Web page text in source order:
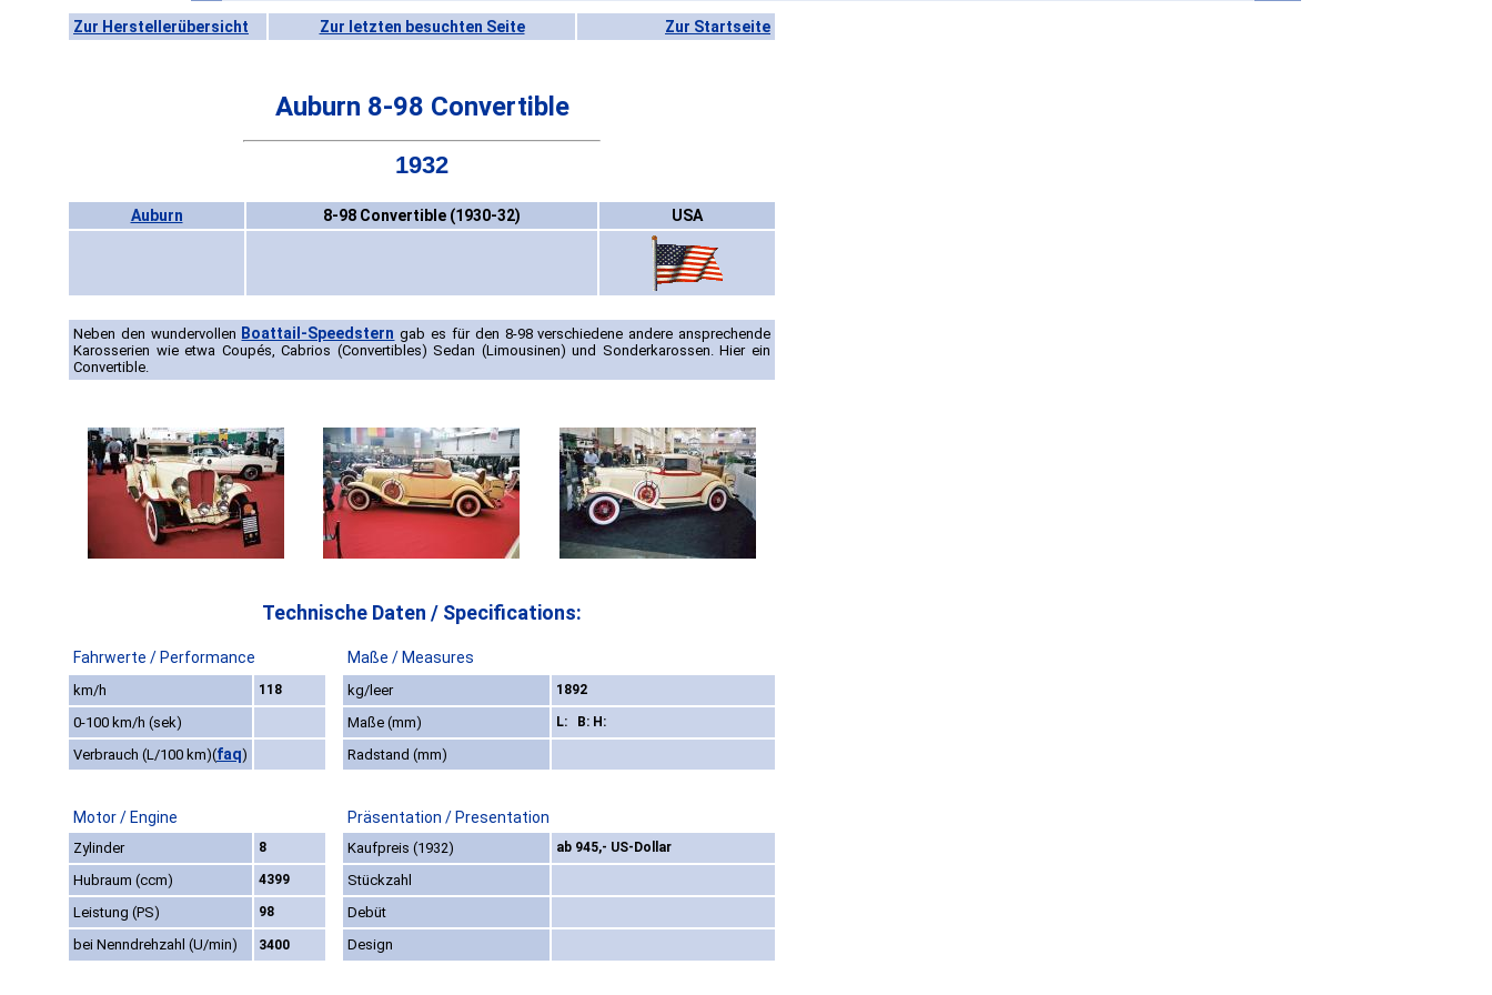
Zur Herstellerübersicht Zur letzten besuchten Seite Zur Startseite
Auburn 8-98 Convertible
1932
Auburn 8-98 Convertible (1930-32) USA
Neben den wundervollen Boattail-Speedstern gab es für den 8-98 verschiedene andere ansprechende
Karosserien wie etwa Coupés, Cabrios (Convertibles) Sedan (Limousinen) und Sonderkarossen. Hier ein
Convertible.
Technische Daten / Specifications:
Fahrwerte / Performance Maße / Measures
km/h 118 kg/leer 1892
0-100 km/h (sek) Maße (mm) L: B: H:
Verbrauch (L/100 km)(faq) Radstand (mm)
Motor / Engine Präsentation / Presentation
Zylinder 8 Kaufpreis (1932) ab 945,- US-Dollar
Hubraum (ccm) 4399
Stückzahl
Leistung (PS)
98
Debüt
bei Nenndrehzahl (U/min)
3400 Design